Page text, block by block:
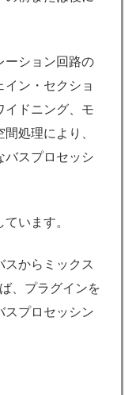
ーション回路の
イン・セクショ
イドニング、モ
処理により、
バスプロセッシ
います。
スからミックス
、プラグインを
スプロセッシン